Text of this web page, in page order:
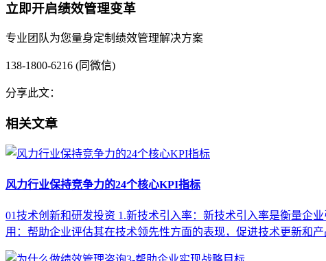
立即开启绩效管理变革
专业团队为您量身定制绩效管理解决方案
138-1800-6216 (同微信)
分享此文：
相关文章
风力行业保持竞争力的24个核心KPI指标
01技术创新和研发投资 1.新技术引入率：新技术引入率是衡量企
用：帮助企业评估其在技术领先性方面的表现，促进技术更新和